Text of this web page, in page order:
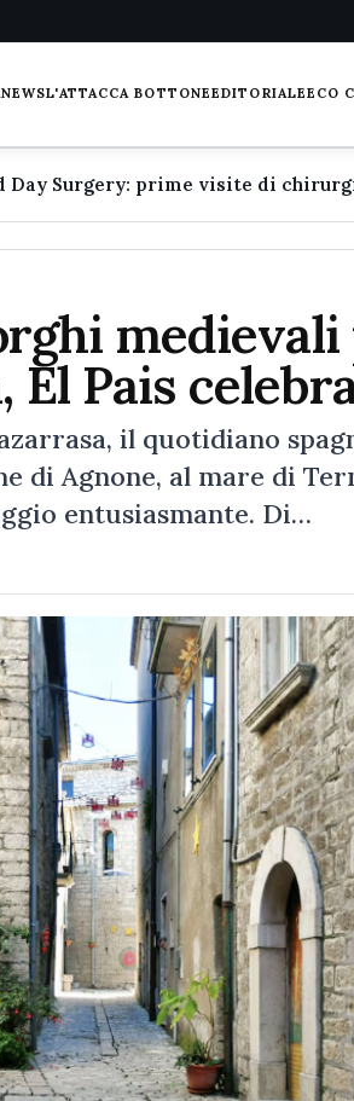
NEWSL'ATTACCA BOTTONEEDITORIALEECO
El Pais
il quotidiano
di Agnone, al mare di
entusiasmante. Di…